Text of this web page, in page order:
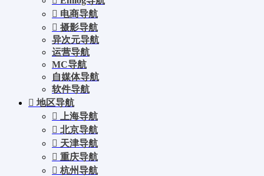
电商导航
摄影导航
异次元导航
运营导航
MC导航
自媒体导航
软件导航
地区导航
上海导航
北京导航
天津导航
重庆导航
杭州导航